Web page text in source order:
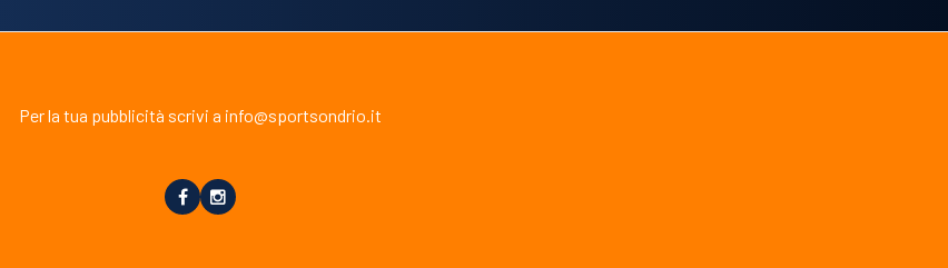
Per la tua pubblicità scrivi a info@sportsondrio.it